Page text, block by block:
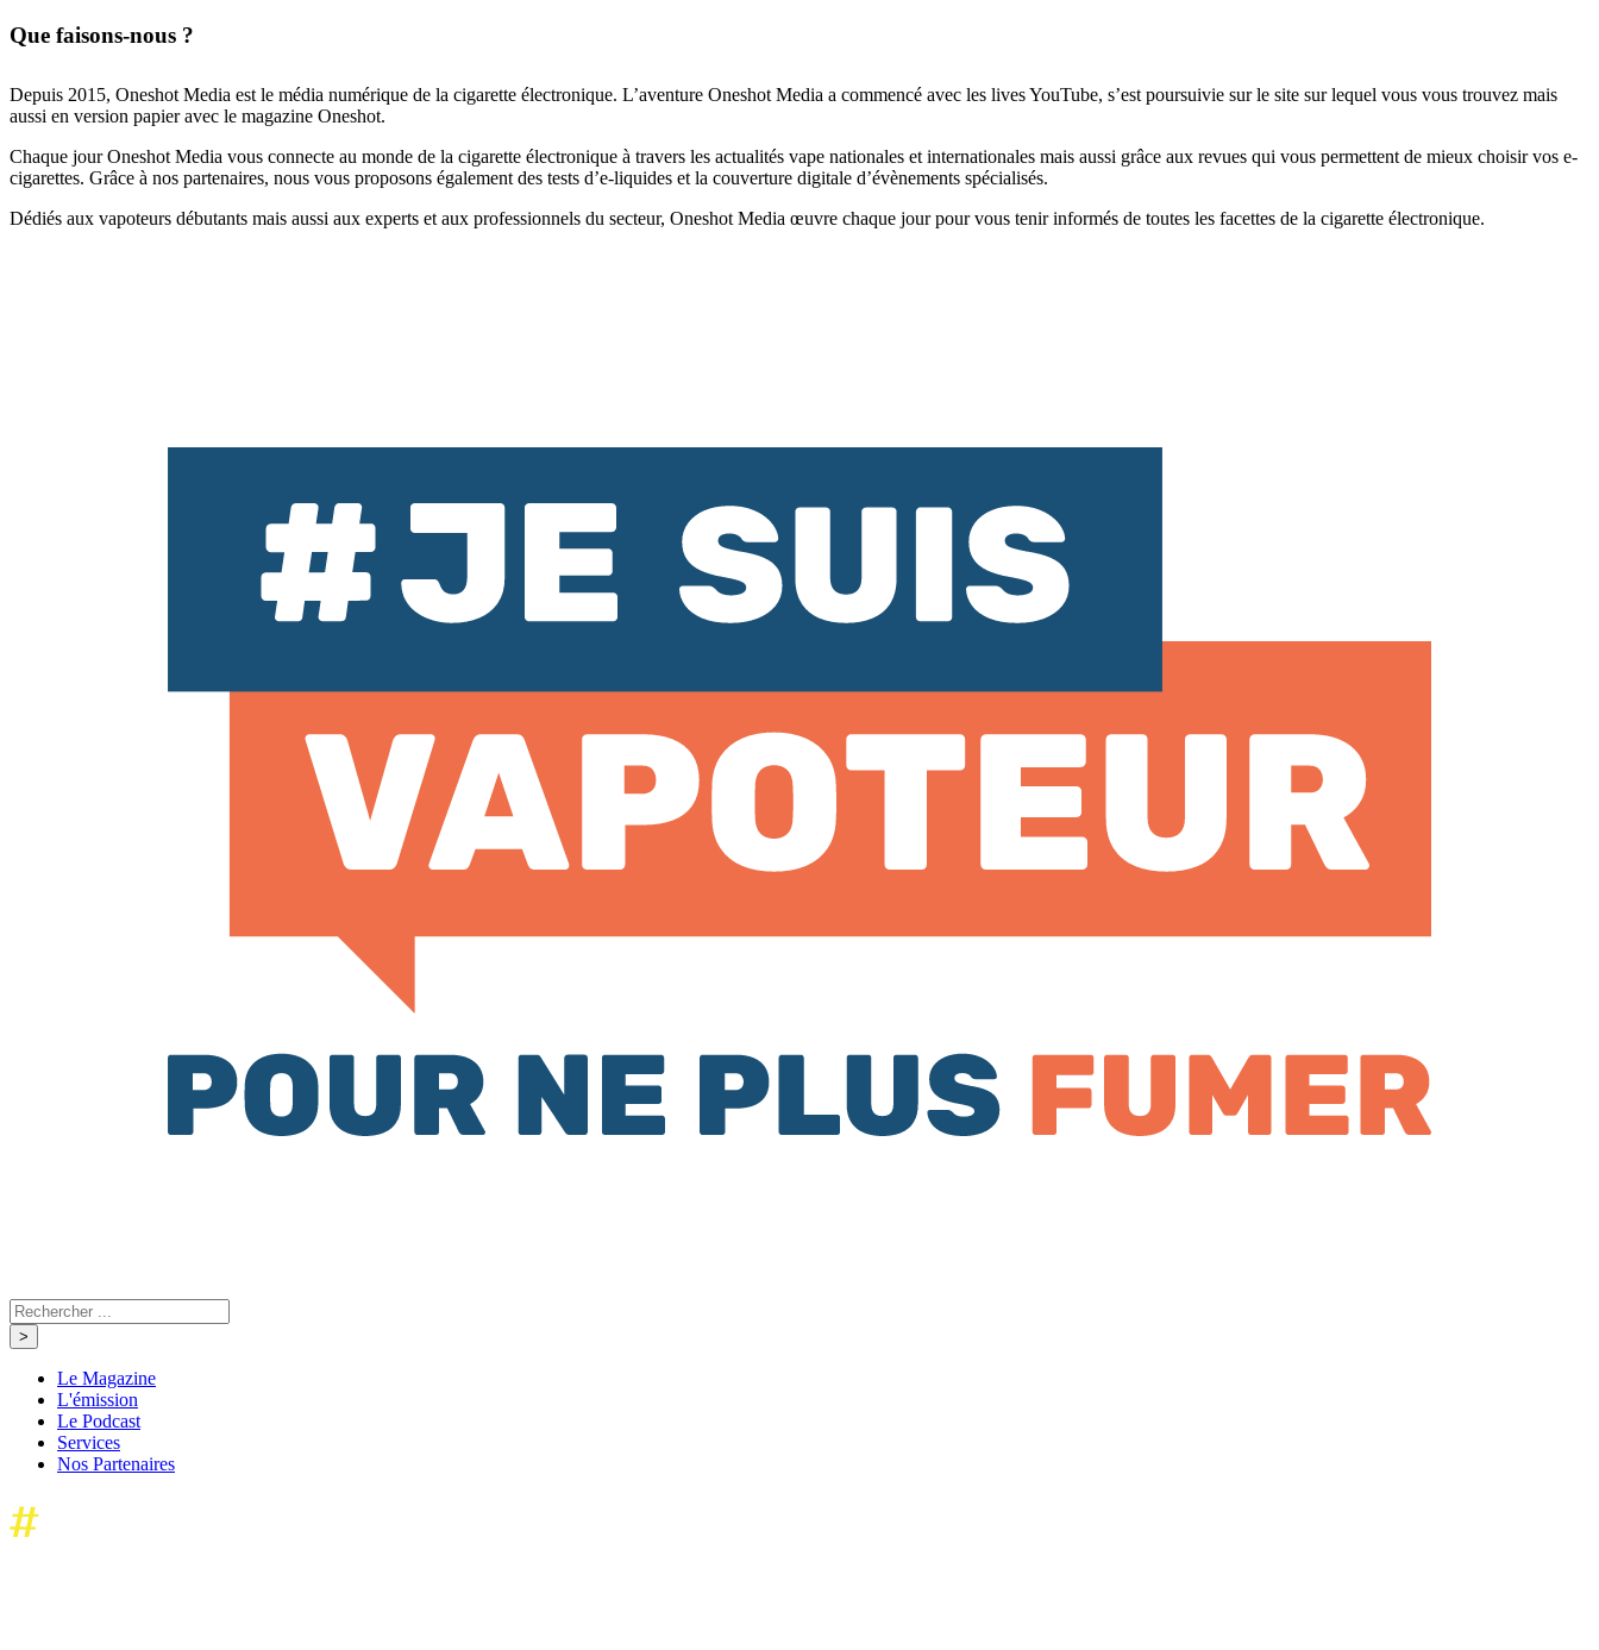
Que faisons-nous ?
Depuis 2015, Oneshot Media est le média numérique de la cigarette électronique. L’aventure Oneshot Media a commencé avec les lives YouTube, s’est poursuivie sur le site sur lequel vous vous trouvez mais
aussi en version papier avec le magazine Oneshot.
Chaque jour Oneshot Media vous connecte au monde de la cigarette électronique à travers les actualités vape nationales et internationales mais aussi grâce aux revues qui vous permettent de mieux choisir vos e-
cigarettes. Grâce à nos partenaires, nous vous proposons également des tests d’e-liquides et la couverture digitale d’évènements spécialisés.
Dédiés aux vapoteurs débutants mais aussi aux experts et aux professionnels du secteur, Oneshot Media œuvre chaque jour pour vous tenir informés de toutes les facettes de la cigarette électronique.
Le Magazine
L'émission
Le Podcast
Services
Nos Partenaires